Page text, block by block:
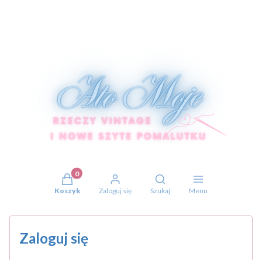
Produkty w koszyku: 0. Zobacz szczegóły
Koszyk Zaloguj się
Otwórz wyszukiwarkę
Szukaj Menu
Zaloguj się